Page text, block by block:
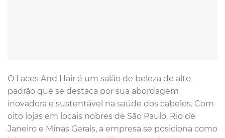
O Laces And Hair é um salão de beleza de alto
padrão que se destaca por sua abordagem
inovadora e sustentável na saúde dos cabelos. Com
oito lojas em locais nobres de São Paulo, Rio de
Janeiro e Minas Gerais, a empresa se posiciona como